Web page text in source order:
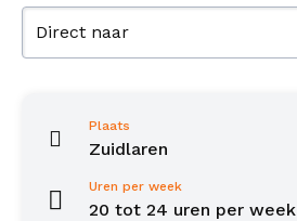
Direct naar
Plaats
Zuidlaren
Uren per week
20 tot 24 uren per week